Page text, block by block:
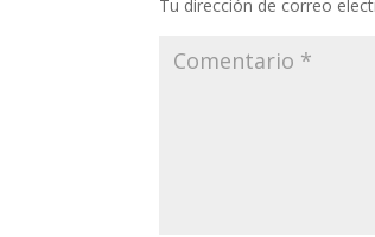
Tu dirección de correo